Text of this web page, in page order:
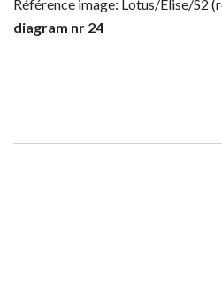
Référence image: Lotus/Elise/S2
diagram nr 24